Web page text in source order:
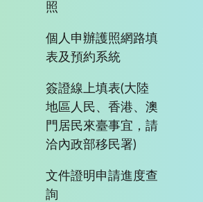
照
個人申辦護照網路填
表及預約系統
簽證線上填表(大陸
地區人民、香港、澳
門居民來臺事宜，請
洽內政部移民署)
文件證明申請進度查
詢